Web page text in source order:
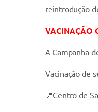
reintrodução
VACINAÇÃO
A Campanha
Vacinação de
📍Centro de